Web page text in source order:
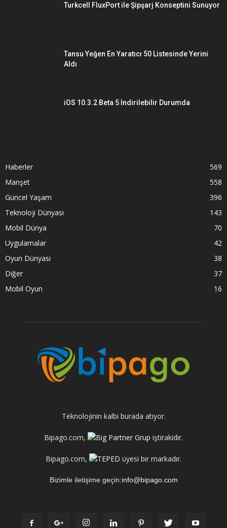
Turkcell FluxPort ile Şipşarj Konseptini Sunuyor
Tansu Yeğen En Yaratıcı 50 Listesinde Yerini
Aldı
iOS 10.3.2 Beta 5 İndirilebilir Durumda
Haberler
569
Manşet
558
Güncel Yaşam
396
Teknoloji Dünyası
143
Mobil Dünya
70
Uygulamalar
42
Oyun Dünyası
38
Diğer
37
Mobil Oyun
16
Teknolojinin kalbi burada atıyor.
Bipago.com, iştirakidir.
Bipago.com, üyesi bir markadır.
Bizimle iletişime geçin:info@bipago.com